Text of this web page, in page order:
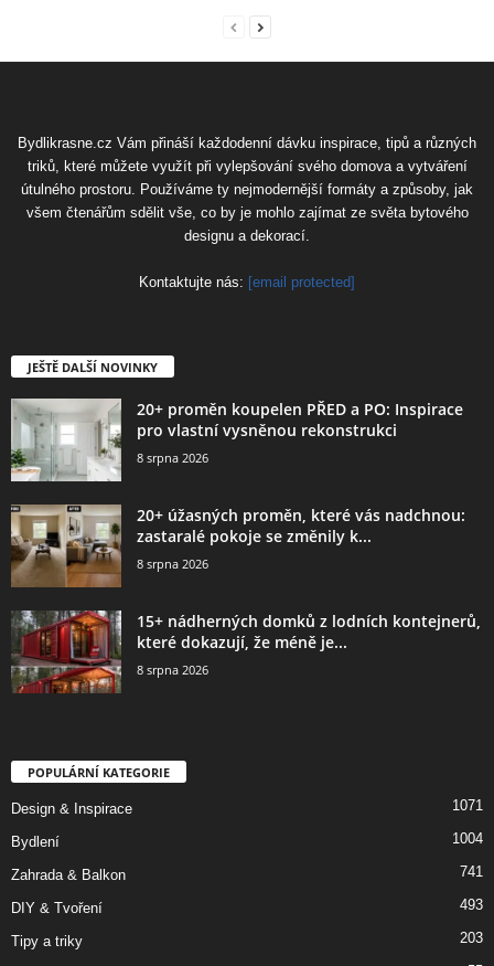
Bydlikrasne.cz Vám přináší každodenní dávku inspirace, tipů a různých
triků, které můžete využít při vylepšování svého domova a vytváření
útulného prostoru. Používáme ty nejmodernější formáty a způsoby, jak
všem čtenářům sdělit vše, co by je mohlo zajímat ze světa bytového
designu a dekorací.
Kontaktujte nás: [email protected]
JEŠTĚ DALŠÍ NOVINKY
20+ proměn koupelen PŘED a PO: Inspirace
pro vlastní vysněnou rekonstrukci
8 srpna 2026
20+ úžasných proměn, které vás nadchnou:
zastaralé pokoje se změnily k...
8 srpna 2026
15+ nádherných domků z lodních kontejnerů,
které dokazují, že méně je...
8 srpna 2026
POPULÁRNÍ KATEGORIE
Design & Inspirace 1071
Bydlení 1004
Zahrada & Balkon 741
DIY & Tvoření 493
Tipy a triky
203